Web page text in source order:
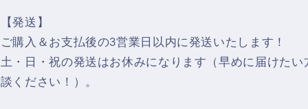
シ
ュ
の
数
ュ
の
数
【発送】
ご購入＆お支払後の3営業日以内に発送いたします！
土・日・祝の発送はお休みになります（早めに届けたい
談ください！）。